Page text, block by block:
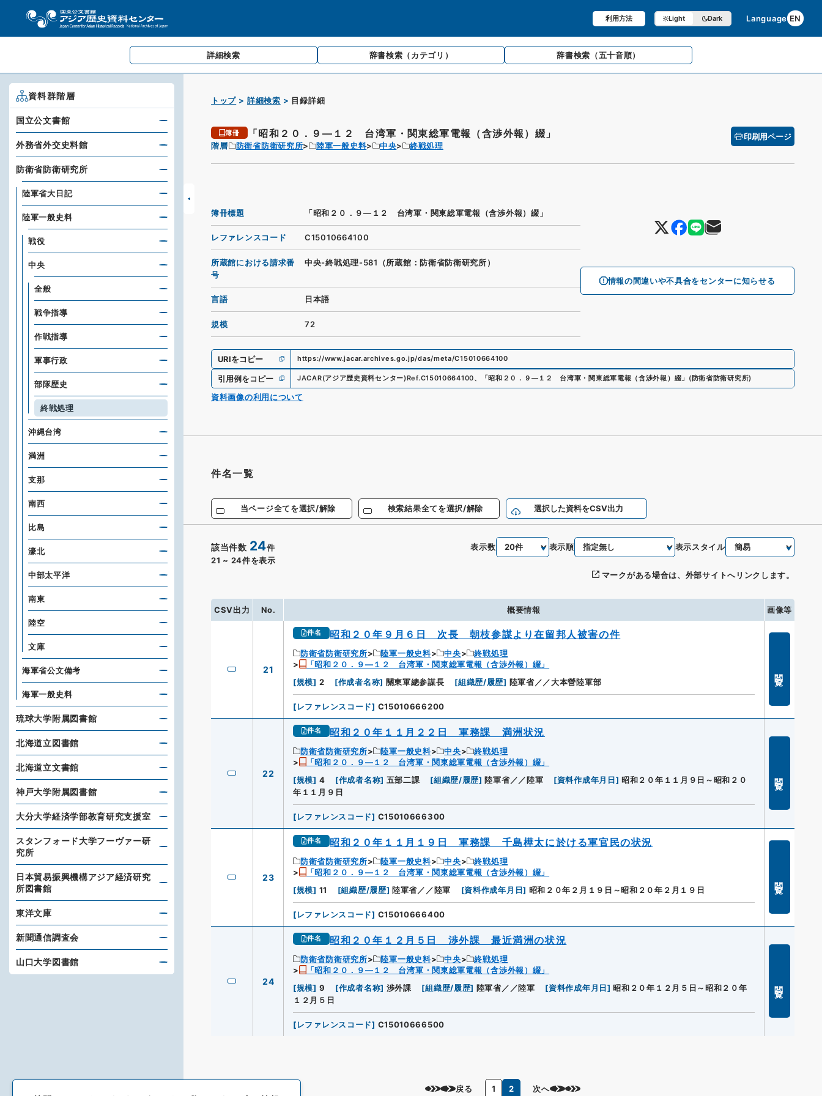
利用方法 Light Dark Language EN
詳細検索 辞書検索 （カテゴリ） 辞書検索 （五十音順）
トップ 詳細検索 目録詳細
簿冊 「昭和２０．９―１２ 台湾軍・関東総軍電報（含渉外報）綴」
階層 防衛省防衛研究所 陸軍一般史料 中央 終戦処理
印刷用ページ
情報の間違いや不具合をセンターに知らせる
簿冊標題 「昭和２０．９―１２ 台湾軍・関東総軍電報（含渉外報）綴」
レファレンスコード C15010664100
所蔵館における請求番
号
中央-終戦処理-581（所蔵館：防衛省防衛研究所）
言語 日本語
規模 72
URIをコピー https://www.jacar.archives.go.jp/das/meta/C15010664100
引用例をコピー JACAR(アジア歴史資料センター)Ref.C15010664100、 「昭和２０．９―１２ 台湾軍・関東総軍電報（含渉外報）綴」 ( 防衛省防衛研究所)
資料画像の利用について
件名一覧
当ページ全てを選択/解除 検索結果全てを選択/解除 選択した資料をCSV出力
該当件数 24件
21 ~ 24件を表示
表示数 表示順 表示スタイル
マークがある場合は、外部サイトへリンクします。
CSV出力 No. 概要情報 画像等
21
件名 昭和２０年９月６日 次長 朝枝参謀より在留邦人被害の件
防衛省防衛研究所 陸軍一般史料 中央
終戦処理
「昭和２０．９―１２ 台湾軍・関東総軍電報（含渉外報）綴」
[規模] 2 [作成者名称] 關東軍總参謀長 [組織歴/履歴] 陸軍省／／大本營陸軍部
[レファレンスコード] C15010666200
22
件名 昭和２０年１１月２２日 軍務課 満洲状況
防衛省防衛研究所 陸軍一般史料 中央
終戦処理
「昭和２０．９―１２ 台湾軍・関東総軍電報（含渉外報）綴」
[規模] 4 [作成者名称] 五部二課 [組織歴/履歴] 陸軍省／／陸軍 [資料作成年月日] 昭和２０年１１月９日～昭和２０
年１１月９日
[レファレンスコード] C15010666300
23
件名 昭和２０年１１月１９日 軍務課 千島樺太に於ける軍官民の状況
防衛省防衛研究所 陸軍一般史料 中央
終戦処理
「昭和２０．９―１２ 台湾軍・関東総軍電報（含渉外報）綴」
[規模] 11 [組織歴/履歴] 陸軍省／／陸軍 [資料作成年月日] 昭和２０年２月１９日～昭和２０年２月１９日
[レファレンスコード] C15010666400
24
件名 昭和２０年１２月５日 渉外課 最近満洲の状況
防衛省防衛研究所 陸軍一般史料 中央
終戦処理
「昭和２０．９―１２ 台湾軍・関東総軍電報（含渉外報）綴」
[規模] 9 [作成者名称] 渉外課 [組織歴/履歴] 陸軍省／／陸軍 [資料作成年月日] 昭和２０年１２月５日～昭和２０年
１２月５日
[レファレンスコード] C15010666500
戻る 1 2 次へ
資料群階層
国立公文書館
外務省外交史料館
防衛省防衛研究所
陸軍省大日記
陸軍一般史料
戦役
中央
全般
戦争指導
作戦指導
軍事行政
部隊歴史
終戦処理
沖縄台湾
満洲
支那
南西
比島
濠北
中部太平洋
南東
陸空
文庫
海軍省公文備考
海軍一般史料
琉球大学附属図書館
北海道立図書館
北海道立文書館
神戸大学附属図書館
大分大学経済学部教育研究支援室
スタンフォード大学フーヴァー研
究所
日本貿易振興機構アジア経済研究
所図書館
東洋文庫
新聞通信調査会
山口大学図書館